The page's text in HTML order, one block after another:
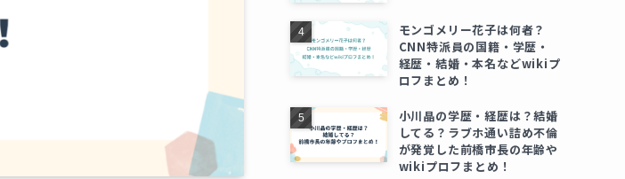
モンゴメリー花子は何者？
CNN特派員の国籍・学歴・
経歴・結婚・本名などwikiプ
ロフまとめ！
小川晶の学歴・経歴は？結婚
してる？ラブホ通い詰め不倫
が発覚した前橋市長の年齢や
wikiプロフまとめ！